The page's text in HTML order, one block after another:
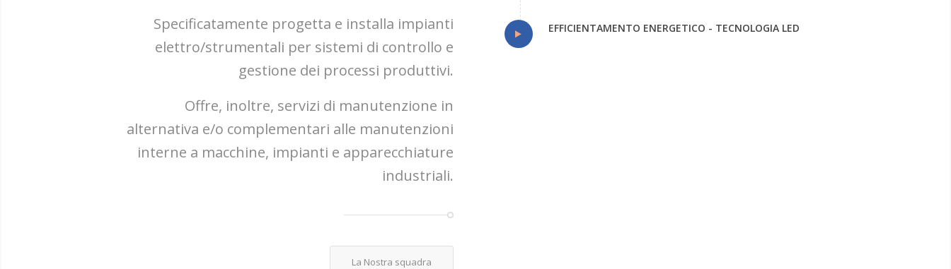
Specificatamente progetta e installa impianti
elettro/strumentali per sistemi di controllo e
gestione dei processi produttivi.
Offre, inoltre, servizi di manutenzione in
alternativa e/o complementari alle manutenzioni
interne a macchine, impianti e apparecchiature
industriali.
La Nostra squadra
EFFICIENTAMENTO ENERGETICO - TECNOLOGIA LED